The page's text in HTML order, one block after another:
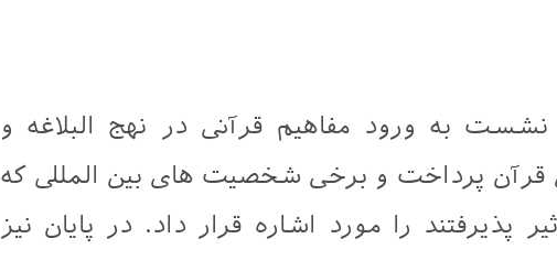
به ورود مفاهیم قرآنی در نهج البلاغه و
قرآن پرداخت و برخی شخصیت های بین المللی که
پذیرفتند را مورد اشاره قرار داد. در پایان نیز